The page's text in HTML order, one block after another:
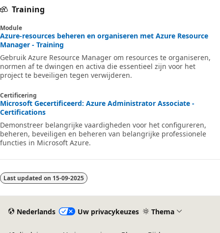
Training
Module
Azure-resources beheren en organiseren met Azure Resource
Manager - Training
Gebruik Azure Resource Manager om resources te organiseren,
normen af te dwingen en activa die essentieel zijn voor het
project te beveiligen tegen verwijderen.
Certificering
Microsoft Gecertificeerd: Azure Administrator Associate -
Certifications
Demonstreer belangrijke vaardigheden voor het configureren,
beheren, beveiligen en beheren van belangrijke professionele
functies in Microsoft Azure.
Last updated on 15-09-2025
Nederlands Uw privacykeuzes Thema